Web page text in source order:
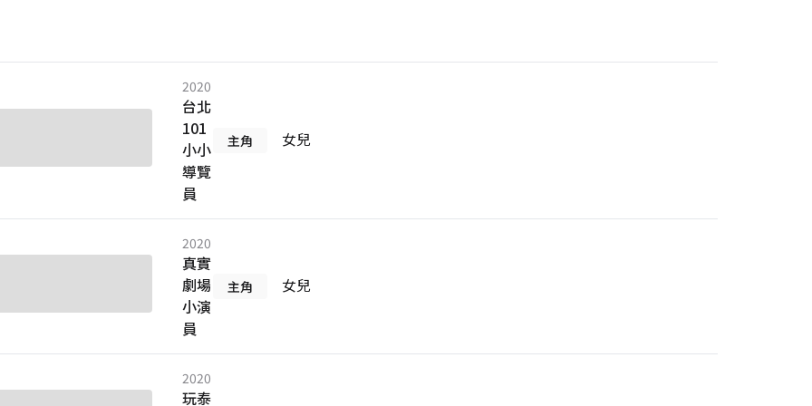
2020
台北
101
小小
導覽
員
主角 女兒
2020
真實
劇場
小演
員
主角 女兒
2020
玩泰